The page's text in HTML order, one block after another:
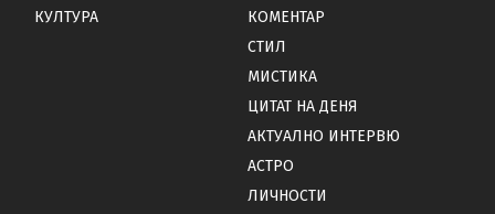
КУЛТУРА
КОМЕНТАР
СТИЛ
МИСТИКА
ЦИТАТ НА ДЕНЯ
АКТУАЛНО ИНТЕРВЮ
АСТРО
ЛИЧНОСТИ